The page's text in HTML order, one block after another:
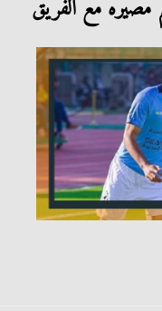
مصيره مع الفريق